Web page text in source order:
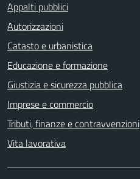
Appalti pubblici
Autorizzazioni
Catasto e urbanistica
Educazione e formazione
Giustizia e sicurezza pubblica
Imprese e commercio
Tributi, finanze e contravvenzioni
Vita lavorativa